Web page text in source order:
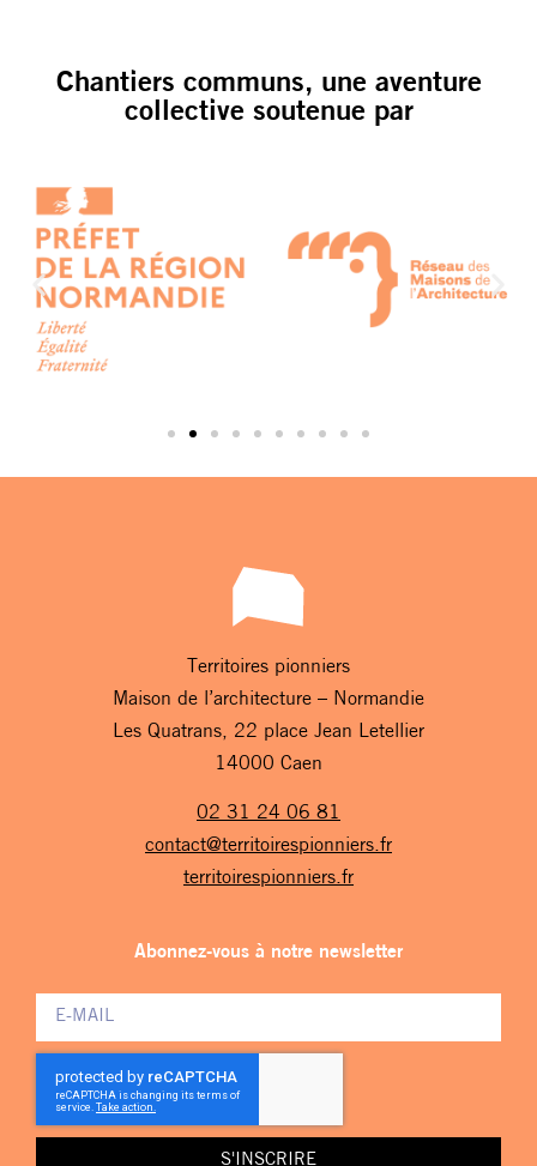
Chantiers communs, une aventure
collective soutenue par
Territoires pionniers
Maison de l’architecture – Normandie
Les Quatrans, 22 place Jean Letellier
14000 Caen
02 31 24 06 81
contact@territoirespionniers.fr
territoirespionniers.fr
Abonnez-vous à notre newsletter
S'INSCRIRE